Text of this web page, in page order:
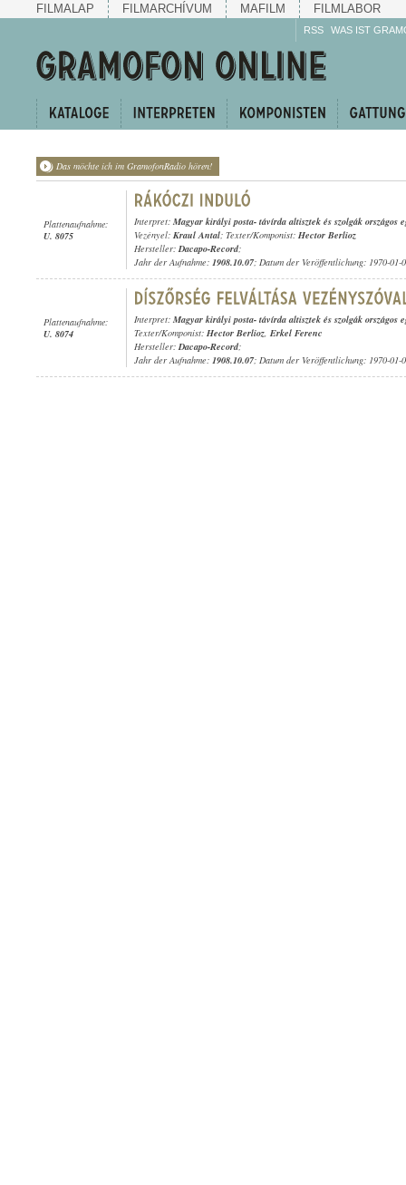
FILMALAP FILMARCHÍVUM MAFILM FILMLABOR
RSS WAS IST
Das möchte ich im GramofonRadio hören!
Plattenaufnahme:
U. 8075
Interpret: Magyar királyi posta- távírda altisztek és szolgák országos
Vezényel: Kraul Antal; Texter/Komponist: Hector Berlioz
Hersteller:Dacapo-Record;
Jahr der Aufnahme: 1908.10.07; Datum der Veröffentlichung: 1970-01-
Plattenaufnahme:
U. 8074
Interpret: Magyar királyi posta- távírda altisztek és szolgák országos
Texter/Komponist: Hector Berlioz, Erkel Ferenc
Hersteller:Dacapo-Record;
Jahr der Aufnahme: 1908.10.07; Datum der Veröffentlichung: 1970-01-